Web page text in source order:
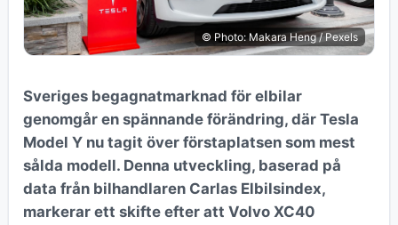
© Photo: Makara Heng / Pexels
Sveriges begagnatmarknad för elbilar
genomgår en spännande förändring, där Tesla
Model Y nu tagit över förstaplatsen som mest
sålda modell. Denna utveckling, baserad på
data från bilhandlaren Carlas Elbilsindex,
markerar ett skifte efter att Volvo XC40